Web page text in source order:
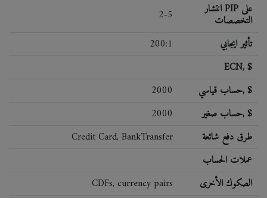
2-5
انتشار PIP على
التخصصات
200:1
تأثير ايجابي
ECN, $
2000
حساب قياسي, $
2000
حساب صغير, $
Credit Card, BankTransfer
طرق دفع شائعة
عملات الحساب
CDFs, currency pairs
الصكوك الأخرى